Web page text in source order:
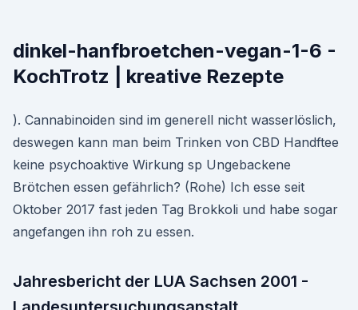
dinkel-hanfbroetchen-vegan-1-6 -
KochTrotz | kreative Rezepte
). Cannabinoiden sind im generell nicht wasserlöslich,
deswegen kann man beim Trinken von CBD Handftee
keine psychoaktive Wirkung sp Ungebackene
Brötchen essen gefährlich? (Rohe) Ich esse seit
Oktober 2017 fast jeden Tag Brokkoli und habe sogar
angefangen ihn roh zu essen.
Jahresbericht der LUA Sachsen 2001 -